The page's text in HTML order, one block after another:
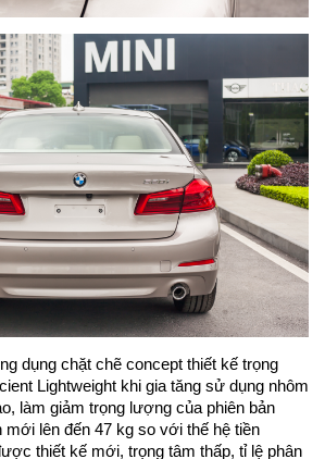
dụng chặt chẽ concept thiết kế trọng
Lightweight khi gia tăng sử dụng nhôm
làm giảm trọng lượng của phiên bản
mới lên đến 47 kg so với thế hệ tiền
thiết kế mới, trọng tâm thấp, tỉ lệ phân